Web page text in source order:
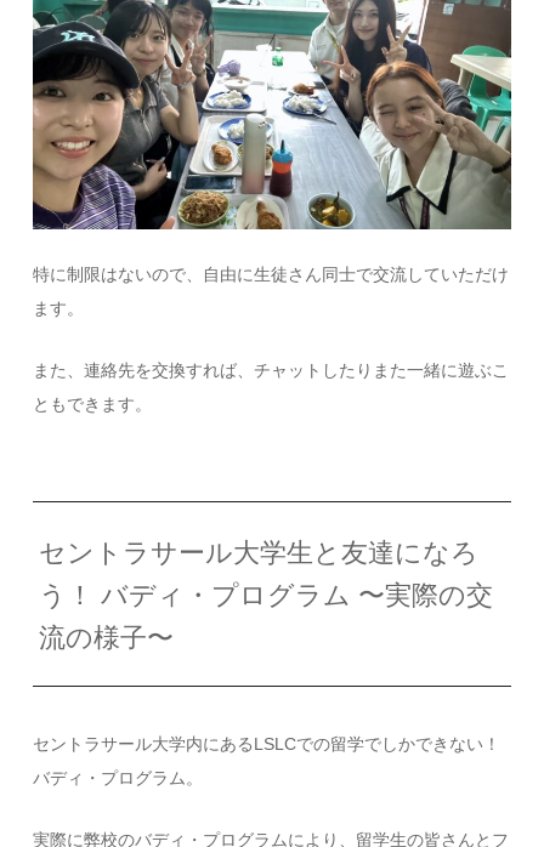
特に制限はないので、自由に生徒さん同士で交流していただけ
ます。
また、連絡先を交換すれば、チャットしたりまた一緒に遊ぶこ
ともできます。
セントラサール大学生と友達になろ
う！ バディ・プログラム 〜実際の交
流の様子〜
セントラサール大学内にあるLSLCでの留学でしかできない！
バディ・プログラム。
実際に弊校のバディ・プログラムにより、留学生の皆さんとフ